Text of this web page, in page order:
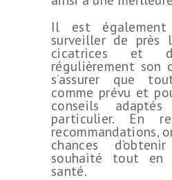
CHIRURGIE
ESTHÉTIQUE
INTERVENTIONS
MÉDECINS
TARIFS
A PROPOS
SÉJOUR
Il est également
surveiller de près
cicatrices et
régulièrement son
s’assurer que
comme prévu et
conseils
particulier. En
recommandations,
chances
souhaité tout en
santé.